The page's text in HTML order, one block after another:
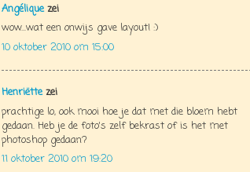
Angéliquezei
wow...wat een onwijs gave layout! :)
10 oktober 2010 om 15:00
Henriëttezei
prachtige lo, ook mooi hoe je dat met die bloem hebt
gedaan. Heb je de foto's zelf bekrast of is het met
photoshop gedaan?
11 oktober 2010 om 19:20